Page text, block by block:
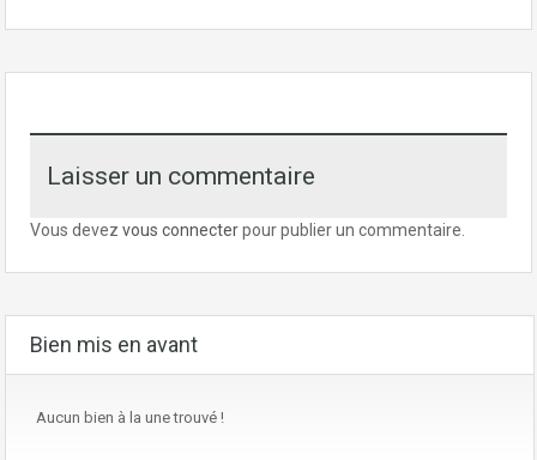
Laisser un commentaire
Vous devez vous connecterpour publier un commentaire.
Bien mis en avant
Aucun bien à la une trouvé !